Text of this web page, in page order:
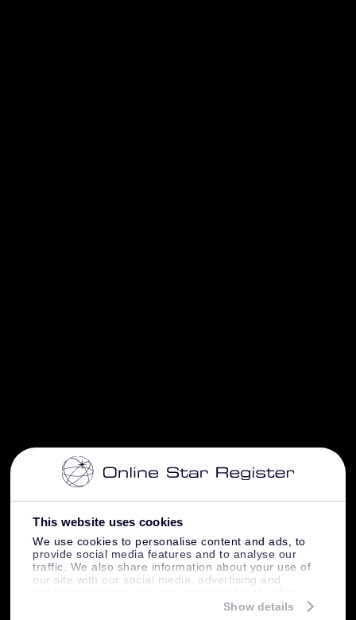
This website uses cookies
We use cookies to personalise content and ads, to
provide social media features and to analyse our
traffic. We also share information about your use of
our site with our social media, advertising and
information that you’ve provided to them or that
Show details